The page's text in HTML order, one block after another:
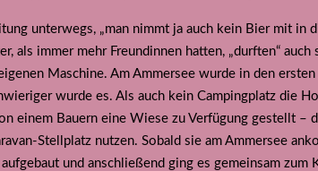
unterwegs, „man nimmt ja auch kein Bier mit in
als immer mehr Freundinnen hatten, „durften“ auch
Maschine. Am Ammersee wurde in den
wurde es. Als auch kein Campingplatz die
einem Bauern eine Wiese zu Verfügung gestellt –
Stellplatz nutzen. Sobald sie am Ammersee
und anschließend ging es gemeinsam zum